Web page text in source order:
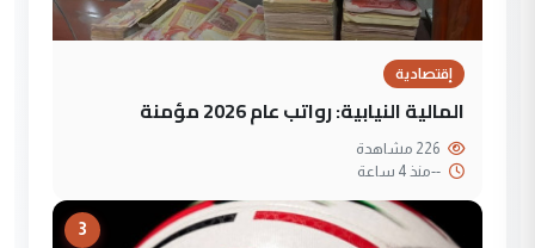
إقتصادية
المالية النيابية: رواتب عام 2026 مؤمنة
--منذ 4 ساعة
3